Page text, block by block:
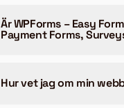
Är WPForms – Easy
Payment Forms,
Hur vet jag om min